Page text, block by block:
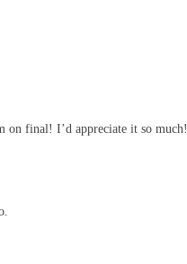
on final! I’d appreciate it so much!